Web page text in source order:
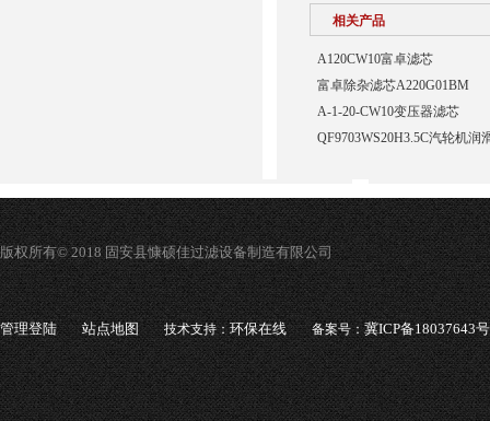
相关产品
A120CW10富卓滤芯
富卓除杂滤芯A220G01BM
A-1-20-CW10变压器滤芯
QF9703WS20H3.5C汽轮机润
版权所有© 2018 固安县慷硕佳过滤设备制造有限公司
管理登陆 站点地图 技术支持：环保在线 备案号：冀ICP备18037643